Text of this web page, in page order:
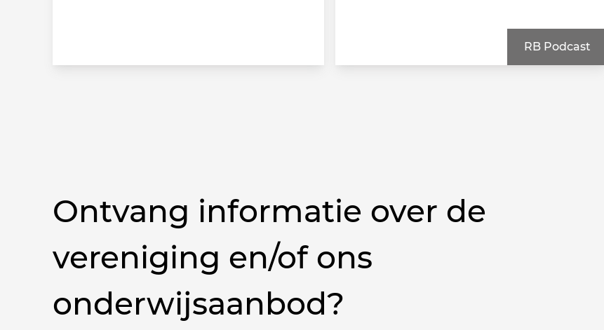
RB Podcast
Ontvang informatie over de
vereniging en/of ons
onderwijsaanbod?